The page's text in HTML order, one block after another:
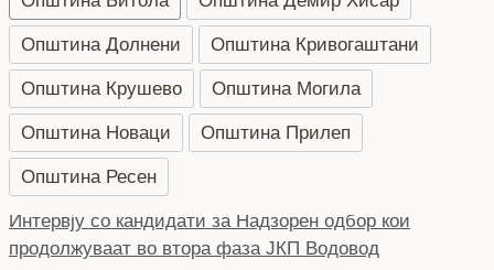
Општина Долнени
Општина Кривогаштани
Општина Крушево
Општина Могила
Општина Новаци
Општина Прилеп
Општина Ресен
Интервју за Надзорен одбор на кандидати кои
продолжуваат во втора фаза КЈП Нискоградба